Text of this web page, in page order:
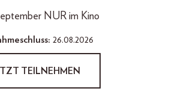
NUR im Kino
26.08.2026
TEILNEHMEN